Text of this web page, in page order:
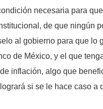
necesaria para
de que ningún
al gobierno para que lo
de México, y el que
inflación, algo que
si se le hace caso